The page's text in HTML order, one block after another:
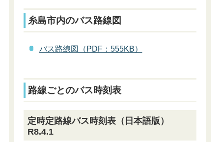
糸島市内のバス路線図
バス路線図（PDF：555KB）
路線ごとのバス時刻表
定時定路線バス時刻表（日本語版）
R8.4.1